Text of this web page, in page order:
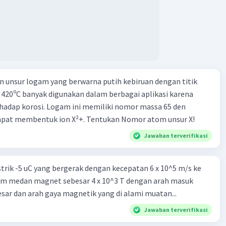
unsur logam yang berwarna putih kebiruan dengan titik
banyak digunakan dalam berbagai aplikasi karena
korosi. Logam ini memiliki nomor massa 65 den
membentuk ion X²+. Tentukan Nomor atom unsur X!
Jawaban terverifikasi
-5 uC yang bergerak dengan kecepatan 6 x 10^5 m/s ke
medan magnet sebesar 4 x 10^3 T dengan arah masuk
dan arah gaya magnetik yang di alami muatan...
Jawaban terverifikasi